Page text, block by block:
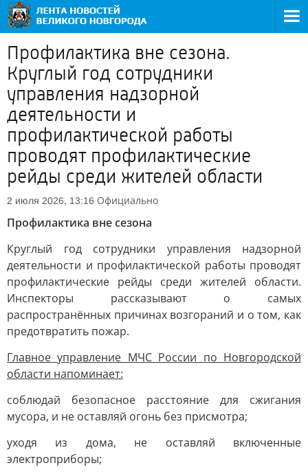
Профилактика вне сезона.
Круглый год сотрудники
управления надзорной
деятельности и
профилактической работы
проводят профилактические
рейды среди жителей области
2 июля 2026, 13:16 Официально
Профилактика вне сезона
Круглый год сотрудники управления надзорной
деятельности и профилактической работы проводят
профилактические рейды среди жителей области.
Инспекторы рассказывают о самых
распространённых причинах возгораний и о том, как
предотвратить пожар.
Главное управление МЧС России по Новгородской
области напоминает:
соблюдай безопасное расстояние для сжигания
мусора, и не оставляй огонь без присмотра;
уходя из дома, не оставляй включенные
электроприборы;